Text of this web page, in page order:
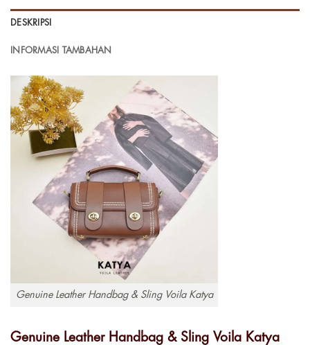
DESKRIPSI
INFORMASI TAMBAHAN
Genuine Leather Handbag & Sling Voila Katya
Genuine Leather Handbag & Sling Voila Katya